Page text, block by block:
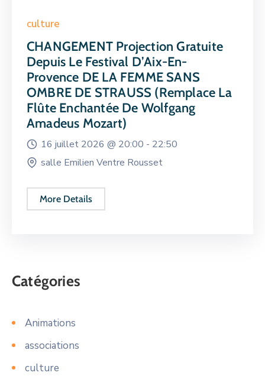
culture
CHANGEMENT Projection Gratuite
Depuis Le Festival D’Aix-En-
Provence DE LA FEMME SANS
OMBRE DE STRAUSS (remplace La
Flûte Enchantée De Wolfgang
Amadeus Mozart)
16 juillet 2026 @ 20:00 - 22:50
salle Emilien Ventre Rousset
More Details
Catégories
Animations
associations
culture